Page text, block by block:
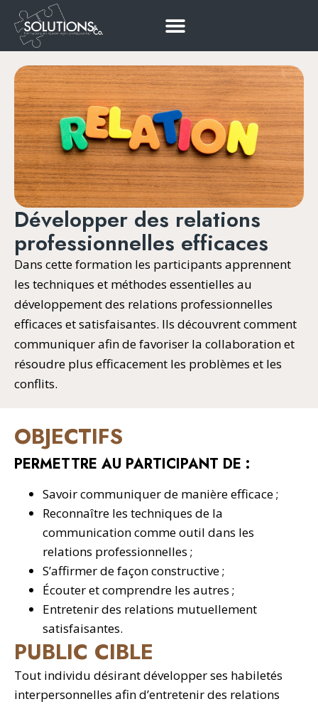
Développer des relations
professionnelles efficaces
Dans cette formation les participants apprennent
les techniques et méthodes essentielles au
développement des relations professionnelles
efficaces et satisfaisantes. Ils découvrent comment
communiquer afin de favoriser la collaboration et
résoudre plus efficacement les problèmes et les
conflits.
OBJECTIFS
PERMETTRE AU PARTICIPANT DE :
Savoir communiquer de manière efficace ;
Reconnaître les techniques de la
communication comme outil dans les
relations professionnelles ;
S’affirmer de façon constructive ;
Écouter et comprendre les autres ;
Entretenir des relations mutuellement
satisfaisantes.
PUBLIC CIBLE
Tout individu désirant développer ses habiletés
interpersonnelles afin d’entretenir des relations